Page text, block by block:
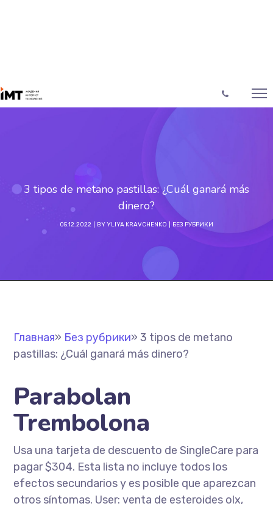
3 tipos de metano pastillas: ¿Cuál ganará más
dinero?
05.12.2022 BYYLIYA KRAVCHENKO БЕЗ РУБРИКИ
Главная» Без рубрики»3 tipos de metano
pastillas: ¿Cuál ganará más dinero?
Parabolan
Trembolona
Usa una tarjeta de descuento de SingleCare para
pagar $304. Esta lista no incluye todos los
efectos secundarios y es posible que aparezcan
otros síntomas. User: venta de esteroides olx,